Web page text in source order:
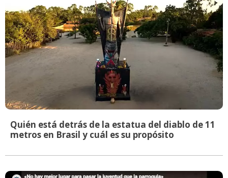
Quién está detrás de la estatua del diablo de 11
metros en Brasil y cuál es su propósito